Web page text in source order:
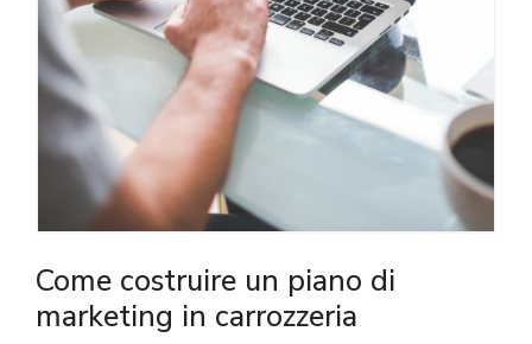
Come costruire un piano di
marketing in carrozzeria